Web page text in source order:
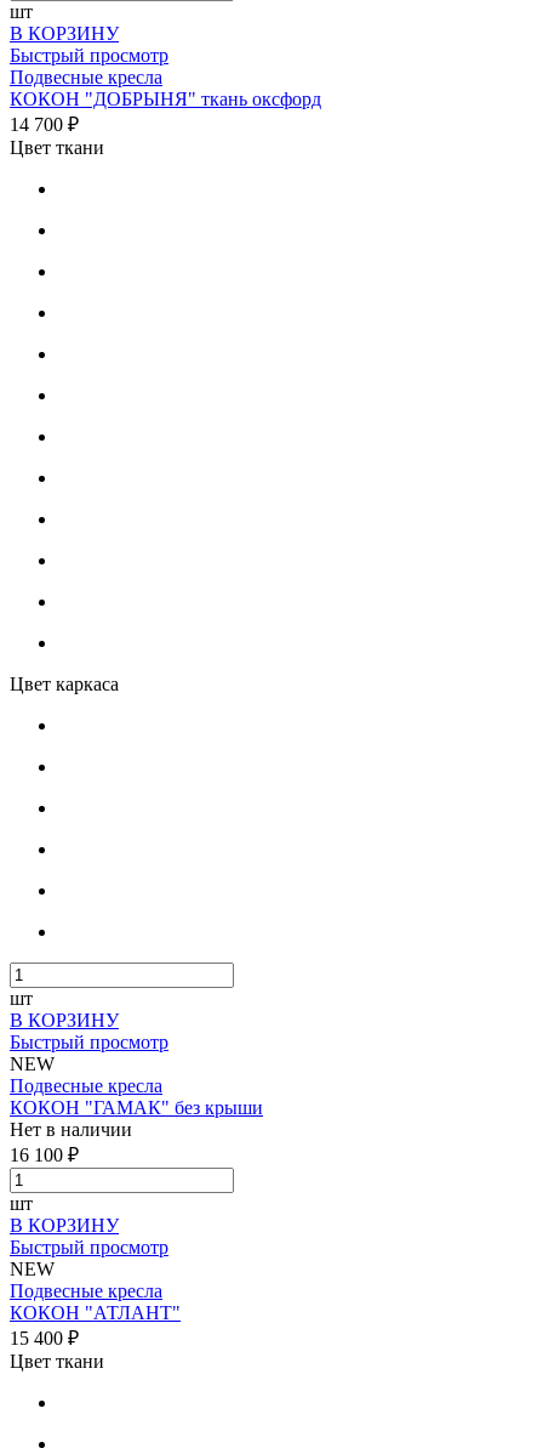
шт
В КОРЗИНУ
Быстрый просмотр
Подвесные кресла
КОКОН "ДОБРЫНЯ" ткань оксфорд
14 700 ₽
Цвет ткани
Цвет каркаса
шт
В КОРЗИНУ
Быстрый просмотр
NEW
Подвесные кресла
КОКОН "ГАМАК" без крыши
Нет в наличии
16 100 ₽
шт
В КОРЗИНУ
Быстрый просмотр
NEW
Подвесные кресла
КОКОН "АТЛАНТ"
15 400 ₽
Цвет ткани